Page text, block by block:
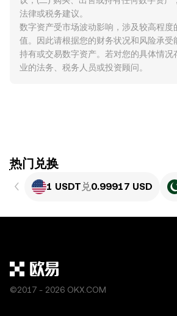
法律或税务建议。
数字资产受市场波动影响，涉及较高程度
值。因此请根据您的财务状况和风险承受
持有或交易数字资产。若对您的具体情况
业的法务、税务人员或投资顾问。
ִִִִִִִִִִִִִִִִִִִִִִִִִִִִִִִִִִִִִִִִִִִִִִִִ热门兑换
1 USDT 兑0.99917 USD
©2017 - 2026 OKX.COM